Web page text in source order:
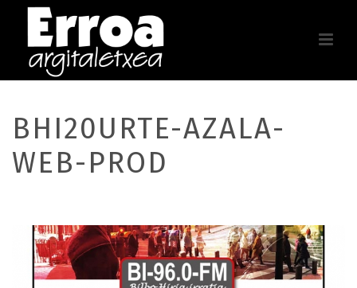
BHI20URTE-AZALA-
WEB-PROD